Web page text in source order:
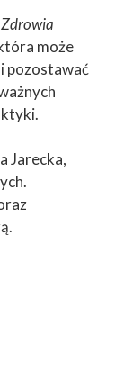
może
pozostawać
Jarecka,